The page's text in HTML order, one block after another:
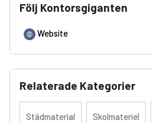
Följ Kontorsgiganten
Website
Relaterade Kategorier
Städmaterial Skolmateriel